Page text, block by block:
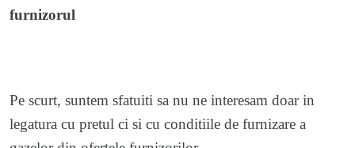
furnizorul
Pe scurt, suntem sfatuiti sa nu ne interesam doar in
legatura cu pretul ci si cu conditiile de furnizare a